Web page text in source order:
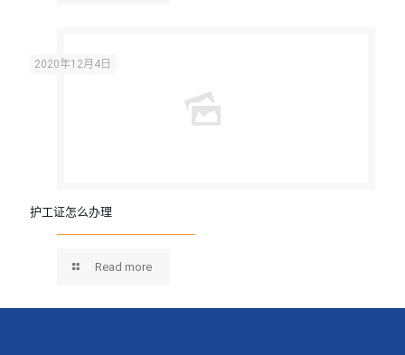
2020年12月4日
护工证怎么办理
Read more